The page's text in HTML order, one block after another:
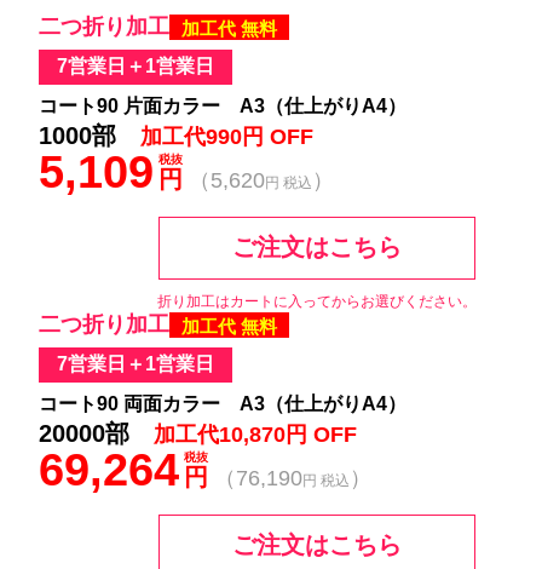
二つ折り加工
加工代 無料
7営業日＋1営業日
コート90 片面カラー A3（仕上がりA4）
1000部 加工代990円 OFF
5,109 円
税抜
（5,620円 税込 ）
ご注文はこちら
折り加工はカートに入ってからお選びください。
二つ折り加工
加工代 無料
7営業日＋1営業日
コート90 両面カラー A3（仕上がりA4）
20000部 加工代10,870円 OFF
69,264 円
税抜
（76,190円 税込 ）
ご注文はこちら